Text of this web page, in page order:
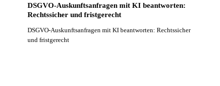
DSGVO-Auskunftsanfragen mit KI beantworten:
Rechtssicher und fristgerecht
DSGVO-Auskunftsanfragen mit KI beantworten: Rechtssicher
und fristgerecht